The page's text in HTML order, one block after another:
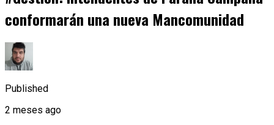
conformarán una nueva Mancomunidad
Published
2 meses ago